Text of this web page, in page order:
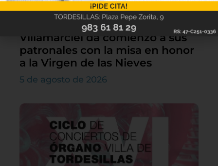
Villamarciel da comienzo a sus
patronales con la misa en honor
a la Virgen de las Nieves
5 de agosto de 2026